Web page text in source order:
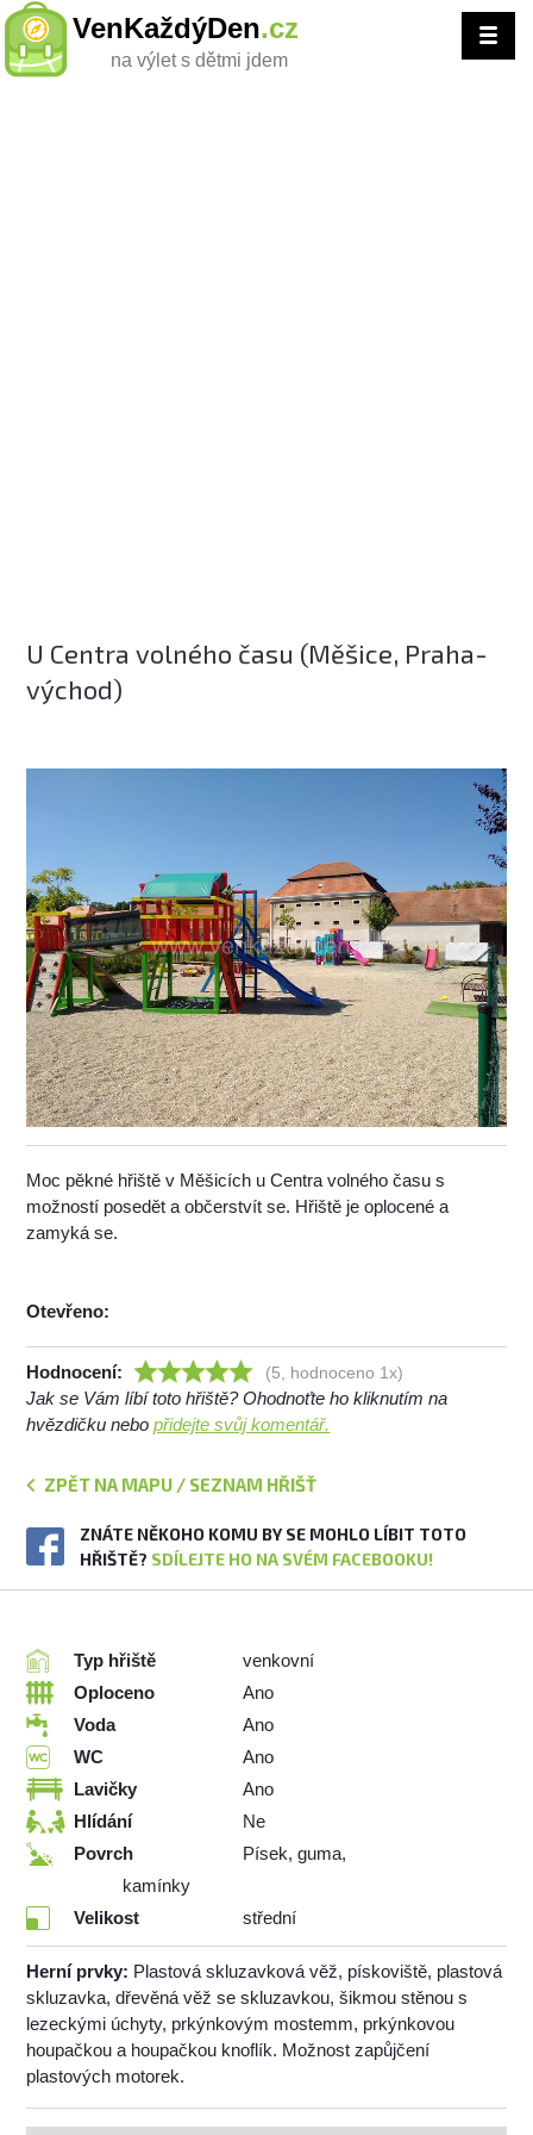
VenKaždýDen.cz
na výlet s dětmi jdem
U Centra volného času (Měšice, Praha-
východ)
Moc pěkné hřiště v Měšicích u Centra volného času s
možností posedět a občerstvít se. Hřiště je oplocené a
zamyká se.
Otevřeno:
Hodnocení: (5, hodnoceno 1x)
Jak se Vám líbí toto hřiště? Ohodnoťte ho kliknutím na
hvězdičku nebopřidejte svůj komentář.
ZPĚT NA MAPU / SEZNAM HŘIŠŤ
ZNÁTE NĚKOHO KOMU BY SE MOHLO LÍBIT TOTO
HŘIŠTĚ? SDÍLEJTE HO NA SVÉM FACEBOOKU!
Typ hřiště
venkovní
Oploceno
Ano
Voda
Ano
WC
Ano
Lavičky
Ano
Hlídání
Ne
Povrch
Písek, guma,
kamínky
Velikost
střední
Herní prvky: Plastová skluzavková věž, pískoviště, plastová
skluzavka, dřevěná věž se skluzavkou, šikmou stěnou s
lezeckými úchyty, prkýnkovým mostemm, prkýnkovou
houpačkou a houpačkou knoflík. Možnost zapůjčení
plastových motorek.